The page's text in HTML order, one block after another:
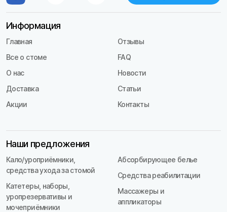
Информация
Главная
Все о стоме
О нас
Доставка
Акции
Отзывы
FAQ
Новости
Статьи
Контакты
Наши предложения
Кало/уроприёмники,
средства ухода за стомой
Катетеры, наборы,
уропрезервативы и
мочеприёмники
Абсорбирующее белье
Средства реабилитации
Массажеры и
аппликаторы